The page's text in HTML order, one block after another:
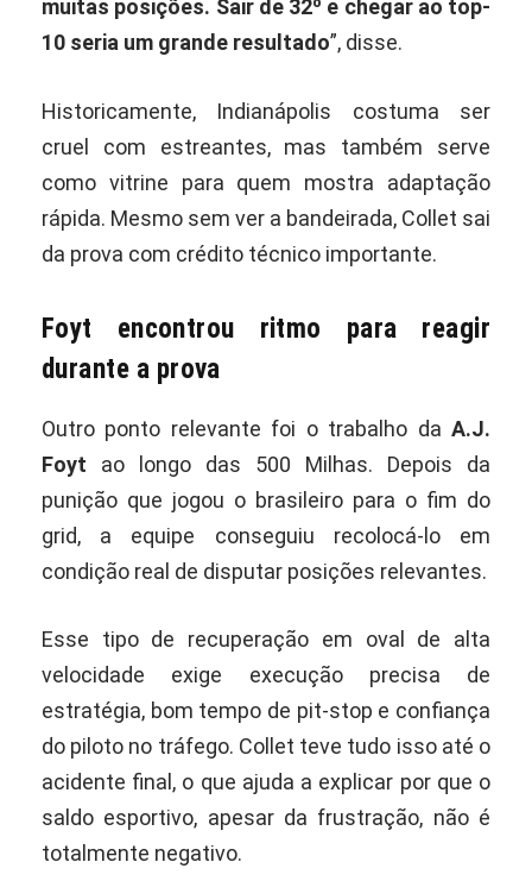
muitas posições. Sair de 32º e chegar ao top-
10 seria um grande resultado”, disse.
Historicamente, Indianápolis costuma ser
cruel com estreantes, mas também serve
como vitrine para quem mostra adaptação
rápida. Mesmo sem ver a bandeirada, Collet sai
da prova com crédito técnico importante.
Foyt encontrou ritmo para reagir
durante a prova
Outro ponto relevante foi o trabalho da A.J.
Foyt ao longo das 500 Milhas. Depois da
punição que jogou o brasileiro para o fim do
grid, a equipe conseguiu recolocá-lo em
condição real de disputar posições relevantes.
Esse tipo de recuperação em oval de alta
velocidade exige execução precisa de
estratégia, bom tempo de pit-stop e confiança
do piloto no tráfego. Collet teve tudo isso até o
acidente final, o que ajuda a explicar por que o
saldo esportivo, apesar da frustração, não é
totalmente negativo.